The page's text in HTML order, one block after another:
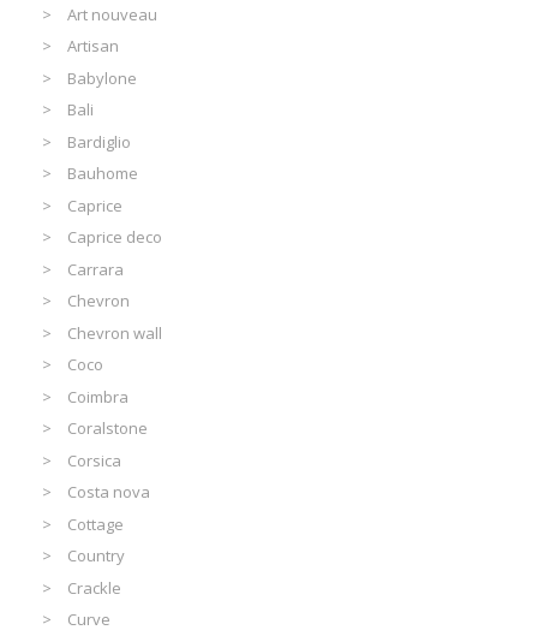
Art nouveau
Artisan
Babylone
Bali
Bardiglio
Bauhome
Caprice
Caprice deco
Carrara
Chevron
Chevron wall
Coco
Coimbra
Coralstone
Corsica
Costa nova
Cottage
Country
Crackle
Curve